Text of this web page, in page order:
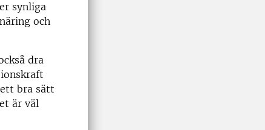
synliga
och
dra
bra sätt
är väl